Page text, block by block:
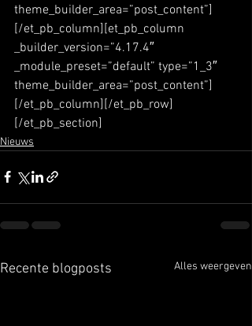
theme_builder_area=”post_content”]
[/et_pb_column][et_pb_column
_builder_version=”4.17.4″
_module_preset=”default” type=”1_3″
theme_builder_area=”post_content”]
[/et_pb_column][/et_pb_row]
[/et_pb_section]
Nieuws
Recente blogposts Alles weergeven